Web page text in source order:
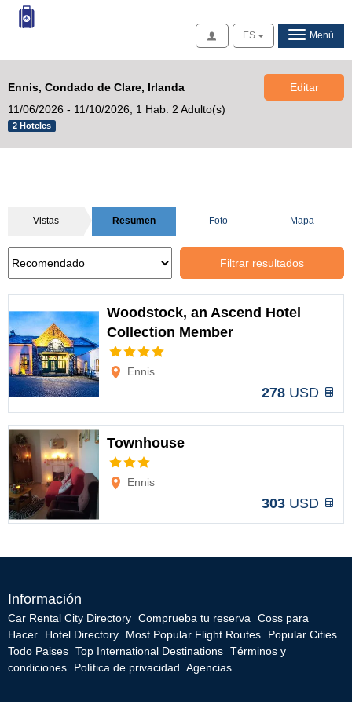
AccesoES Menú
Ennis, Condado de Clare, Irlanda
11/06/2026 - 11/10/2026,
1 Hab. 2 Adulto(s)
2 Hoteles
Editar
Vistas Resumen Foto Mapa
Filtrar resultados
Woodstock, an Ascend Hotel
Collection Member
Ennis
278 USD
Townhouse
Ennis
303 USD
Información
Car Rental City Directory Comprueba tu reserva
Coss para
Hacer
Hotel Directory Most Popular Flight Routes
Popular Cities
Todo Paises Top International Destinations Términos y
condiciones
Política de privacidad Agencias